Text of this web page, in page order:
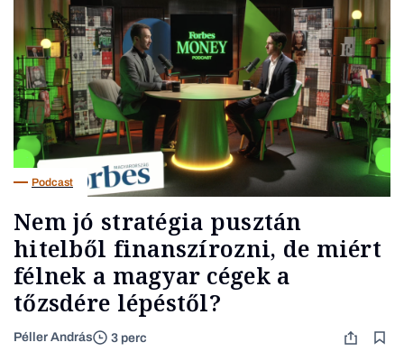
Podcast
Nem jó stratégia pusztán
hitelből finanszírozni, de miért
félnek a magyar cégek a
tőzsdére lépéstől?
Péller András 3 perc